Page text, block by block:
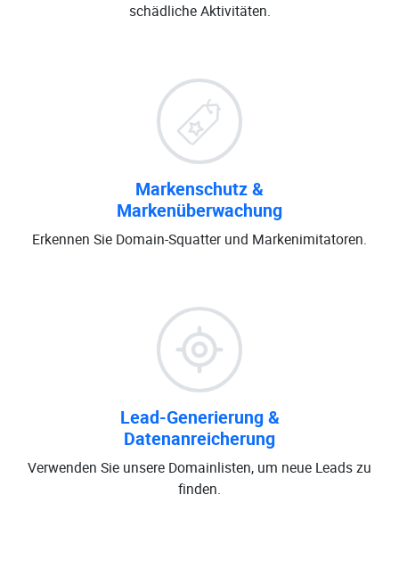
schädliche Aktivitäten.
Markenschutz &
Markenüberwachung
Erkennen Sie Domain-Squatter und Markenimitatoren.
Lead-Generierung &
Datenanreicherung
Verwenden Sie unsere Domainlisten, um neue Leads zu
finden.